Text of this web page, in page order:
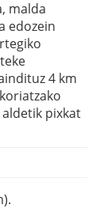
malda
edozein
4 km
pixkat